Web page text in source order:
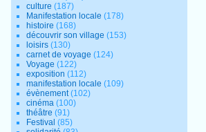
culture (187)
Manifestation locale (178)
histoire (168)
découvrir son village (153)
loisirs (130)
carnet de voyage (124)
Voyage (122)
exposition (112)
manifestation locale (109)
évènement(102)
cinéma (100)
théâtre (91)
Festival (85)